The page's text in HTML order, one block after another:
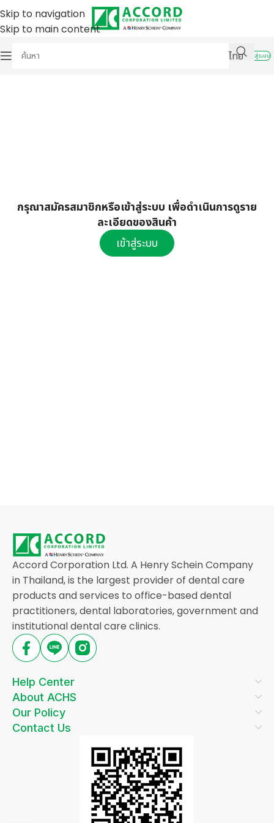
Skip to navigation
Skip to main content
ไทย
เข้าสู่ระบบ
กรุณาสมัครสมาชิกหรือเข้าสู่ระบบ เพื่อดำเนินการดูราย
ละเอียดของสินค้า
เข้าสู่ระบบ
Accord Corporation Ltd. A Henry Schein Company
in Thailand, is the largest provider of dental care
products and services to office-based dental
practitioners, dental laboratories, government and
institutional dental care clinics.
Help Center
About ACHS
Our Policy
Contact Us